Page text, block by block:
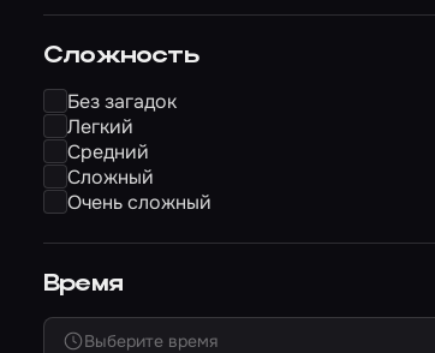
Сложность
Без загадок
Легкий
Средний
Сложный
Очень сложный
Время
Выберите время